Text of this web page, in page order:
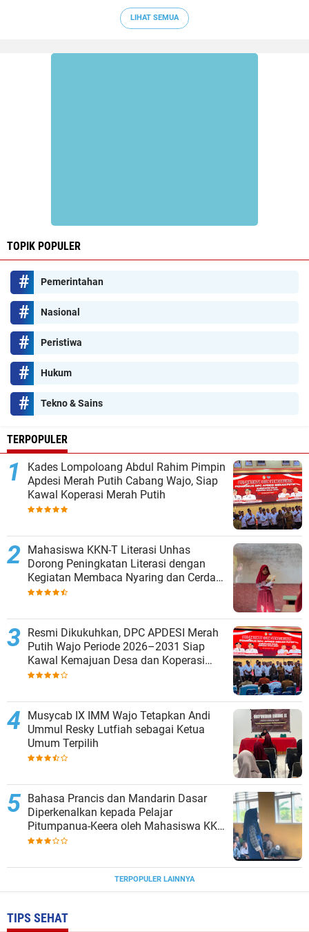
LIHAT SEMUA
TOPIK POPULER
Pemerintahan
Nasional
Peristiwa
Hukum
Tekno & Sains
TERPOPULER
Kades Lompoloang Abdul Rahim Pimpin
Apdesi Merah Putih Cabang Wajo, Siap
Kawal Koperasi Merah Putih
Mahasiswa KKN-T Literasi Unhas
Dorong Peningkatan Literasi dengan
Kegiatan Membaca Nyaring dan Cerdas
Mengulas Buku di UPT SDN 66 Kajang
Resmi Dikukuhkan, DPC APDESI Merah
Putih Wajo Periode 2026–2031 Siap
Kawal Kemajuan Desa dan Koperasi
Merah Putih
Musycab IX IMM Wajo Tetapkan Andi
Ummul Resky Lutfiah sebagai Ketua
Umum Terpilih
Bahasa Prancis dan Mandarin Dasar
Diperkenalkan kepada Pelajar
Pitumpanua-Keera oleh Mahasiswa KKN
Unhas di Wajo
TERPOPULER LAINNYA
TIPS SEHAT